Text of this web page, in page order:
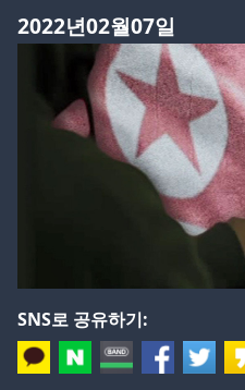
2022년02월07일
SNS로 공유하기: